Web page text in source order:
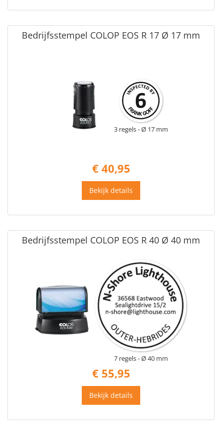
Bedrijfsstempel COLOP EOS R 17 Ø 17 mm
3 regels Ø 17 mm
€ 40,95
Bekijk details
Bedrijfsstempel COLOP EOS R 40 Ø 40 mm
7 regels Ø 40 mm
€ 55,95
Bekijk details